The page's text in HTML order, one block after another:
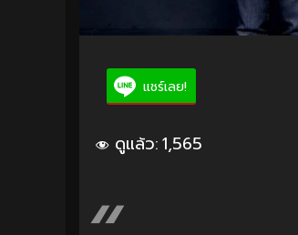
แชร์เลย!
ดูแล้ว:1,565